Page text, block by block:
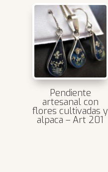
Pendiente
artesanal con
flores cultivadas y
alpaca – Art 201